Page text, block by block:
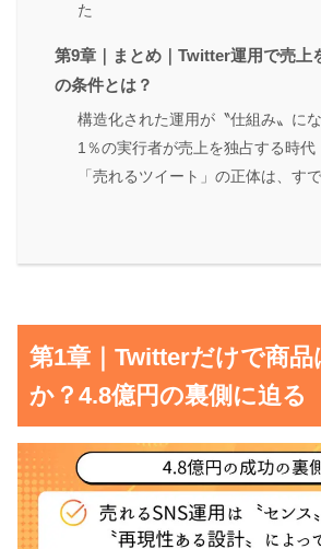
た
第9章｜まとめ｜Twitter運用で売上
の条件とは？
構造化された運用が〝仕組み〟に
1％の実行者が売上を独占する時代
「売れるツイート」の正体は、す
第1章｜Twitterだけで商
か？4.8億円の裏側に迫る